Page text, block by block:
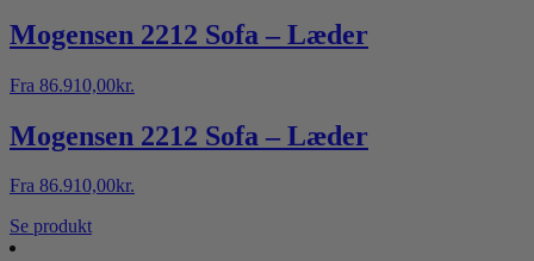
Mogensen 2212 Sofa – Læder
Fra 86.910,00kr.
Mogensen 2212 Sofa – Læder
Fra 86.910,00kr.
Se produkt